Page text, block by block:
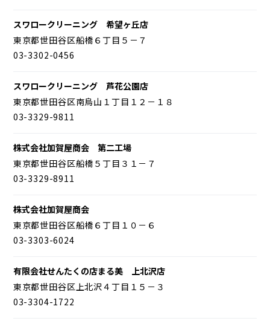
スワロークリーニング 希望ヶ丘店
東京都世田谷区船橋６丁目５－７
03-3302-0456
スワロークリーニング 芦花公園店
東京都世田谷区南烏山１丁目１２－１８
03-3329-9811
株式会社加賀屋商会 第二工場
東京都世田谷区船橋５丁目３１－７
03-3329-8911
株式会社加賀屋商会
東京都世田谷区船橋６丁目１０－６
03-3303-6024
有限会社せんたくの店まる美 上北沢店
東京都世田谷区上北沢４丁目１５－３
03-3304-1722